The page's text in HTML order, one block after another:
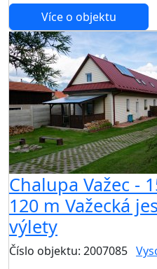
Více o objektu
Chalupa Važec -
120 m Važecká
výlety
Číslo objektu: 2007085